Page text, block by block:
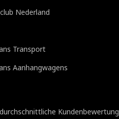
Nederland
Transport
Aanhangwagens
Kundenbewertung